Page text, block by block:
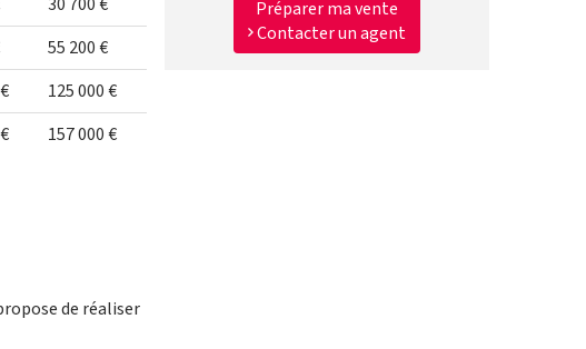
55 200 €
125 000 €
157 000 €
de réaliser
Préparer ma vente
Contacter un agent